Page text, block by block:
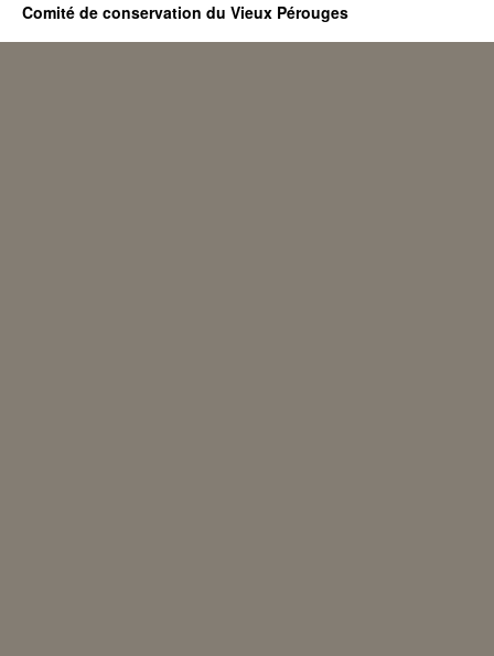
Comité de conservation du Vieux Pérouges